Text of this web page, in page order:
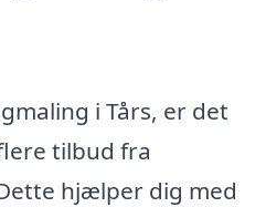
i Tårs, er det
tilbud fra
hjælper dig med